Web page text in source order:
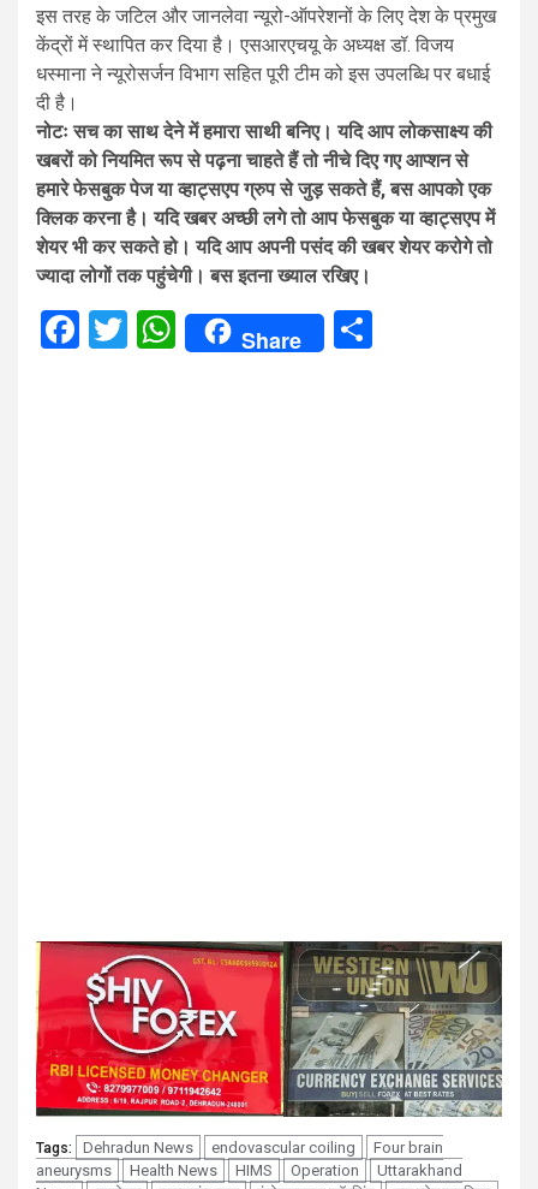
इस तरह के जटिल और जानलेवा न्यूरो-ऑपरेशनों के लिए देश के प्रमुख
केंद्रों में स्थापित कर दिया है। एसआरएचयू के अध्यक्ष डॉ. विजय
धस्माना ने न्यूरोसर्जन विभाग सहित पूरी टीम को इस उपलब्धि पर बधाई
दी है।
नोटः सच का साथ देने में हमारा साथी बनिए। यदि आप लोकसाक्ष्य की
खबरों को नियमित रूप से पढ़ना चाहते हैं तो नीचे दिए गए आप्शन से
हमारे फेसबुक पेज या व्हाट्सएप ग्रुप से जुड़ सकते हैं, बस आपको एक
क्लिक करना है। यदि खबर अच्छी लगे तो आप फेसबुक या व्हाट्सएप में
शेयर भी कर सकते हो। यदि आप अपनी पसंद की खबर शेयर करोगे तो
ज्यादा लोगों तक पहुंचेगी। बस इतना ख्याल रखिए।
Facebook
Twitter
WhatsApp
Share
Tags: Dehradun News endovascular coiling
Four brain
aneurysms
Health News HIMS Operation
Uttarakhand